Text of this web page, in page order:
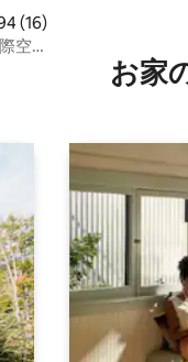
ー16件、5つ星中4.94
(16)
空
お家